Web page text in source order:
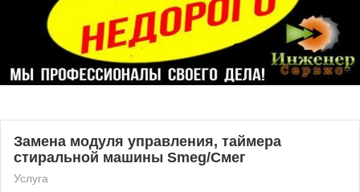
Замена модуля управления, таймера
стиральной машины Smeg/Смег
Услуга